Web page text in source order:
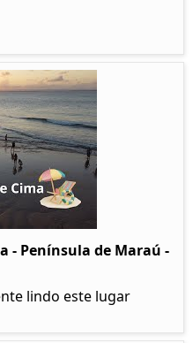
- Península de Maraú -
lindo este lugar